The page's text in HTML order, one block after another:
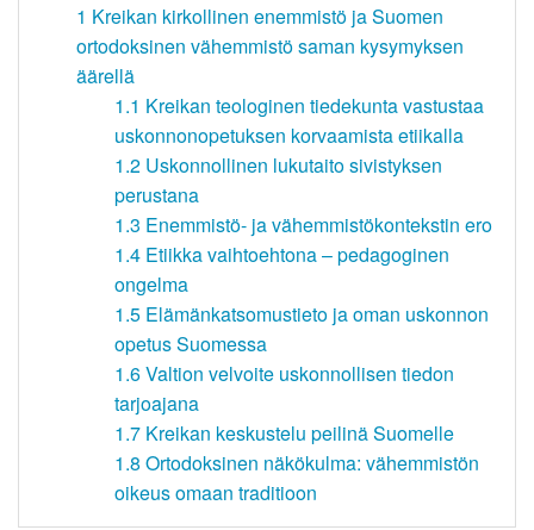
1 Kreikan kirkollinen enemmistö ja Suomen
ortodoksinen vähemmistö saman kysymyksen
äärellä
1.1 Kreikan teologinen tiedekunta vastustaa
uskonnonopetuksen korvaamista etiikalla
1.2 Uskonnollinen lukutaito sivistyksen
perustana
1.3 Enemmistö- ja vähemmistökontekstin ero
1.4 Etiikka vaihtoehtona – pedagoginen
ongelma
1.5 Elämänkatsomustieto ja oman uskonnon
opetus Suomessa
1.6Valtion velvoite uskonnollisen tiedon
tarjoajana
1.7 Kreikan keskustelu peilinä Suomelle
1.8 Ortodoksinen näkökulma: vähemmistön
oikeus omaan traditioon